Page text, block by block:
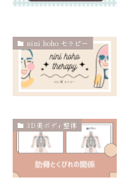
nini hoho セラピー
3D美ボディ整体